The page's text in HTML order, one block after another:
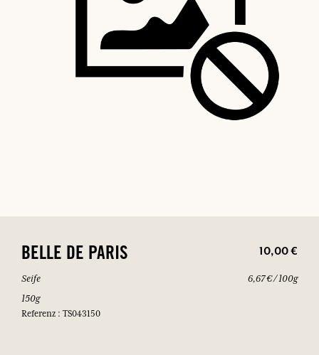
BELLE DE PARIS 10,00 €
Seife
150g
Referenz : TS043150
6,67 € / 100g